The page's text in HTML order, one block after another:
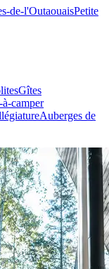
de-l'OutaouaisPetite
Gîtes
camper
Auberges de